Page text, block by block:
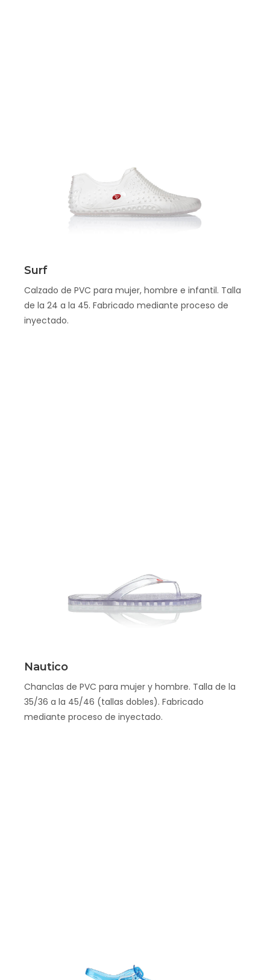
Surf
Calzado de PVC para mujer, hombre e infantil. Talla
de la 24 a la 45. Fabricado mediante proceso de
inyectado.
Nautico
Chanclas de PVC para mujer y hombre. Talla de la
35/36 a la 45/46 (tallas dobles). Fabricado
mediante proceso de inyectado.